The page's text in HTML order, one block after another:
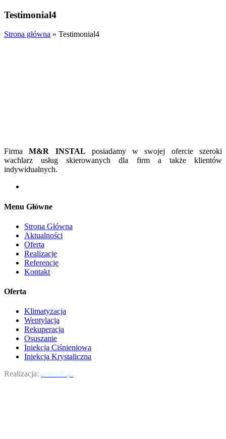
Testimonial4
Strona główna » Testimonial4
FirmaM&R INSTAL posiadamy w swojej ofercie szeroki
wachlarz usług skierowanych dla firm a także klientów
indywidualnych.
Menu Główne
Strona Główna
Aktualności
Oferta
Realizacje
Referencje
Kontakt
Oferta
Klimatyzacja
Wentylacja
Rekuperacja
Osuszanie
Iniekcja Ciśnieniowa
Iniekcja Krystaliczna
Realizacja: rescode.pl